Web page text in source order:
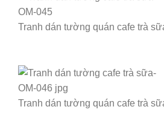
Tranh dán tường quán cafe trà
Tranh dán tường quán cafe trà